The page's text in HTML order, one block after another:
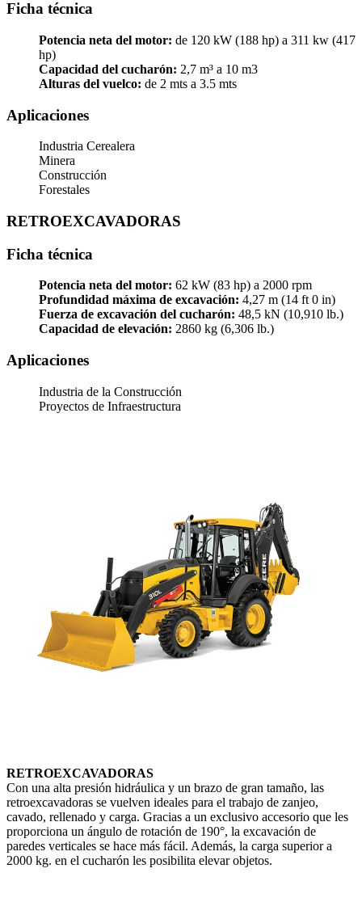
Ficha técnica
Potencia neta del motor: de 120 kW (188 hp) a 311 kw (417
hp)
Capacidad del cucharón: 2,7 m³ a 10 m3
Alturas del vuelco: de 2 mts a 3.5 mts
Aplicaciones
Industria Cerealera
Minera
Construcción
Forestales
RETROEXCAVADORAS
Ficha técnica
Potencia neta del motor: 62 kW (83 hp) a 2000 rpm
Profundidad máxima de excavación: 4,27 m (14 ft 0 in)
Fuerza de excavación del cucharón: 48,5 kN (10,910 lb.)
Capacidad de elevación: 2860 kg (6,306 lb.)
Aplicaciones
Industria de la Construcción
Proyectos de Infraestructura
RETROEXCAVADORAS
Con una alta presión hidráulica y un brazo de gran tamaño, las
retroexcavadoras se vuelven ideales para el trabajo de zanjeo,
cavado, rellenado y carga. Gracias a un exclusivo accesorio que les
proporciona un ángulo de rotación de 190°, la excavación de
paredes verticales se hace más fácil. Además, la carga superior a
2000 kg. en el cucharón les posibilita elevar objetos.